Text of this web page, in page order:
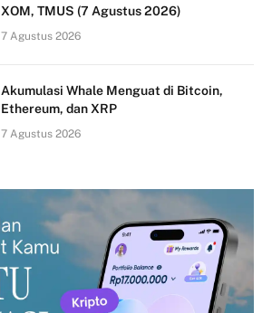
XOM, TMUS (7 Agustus 2026)
7 Agustus 2026
Akumulasi Whale Menguat di Bitcoin,
Ethereum, dan XRP
7 Agustus 2026